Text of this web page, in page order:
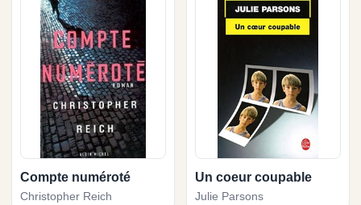
Compte numéroté
Christopher Reich
Un coeur coupable
Julie Parsons